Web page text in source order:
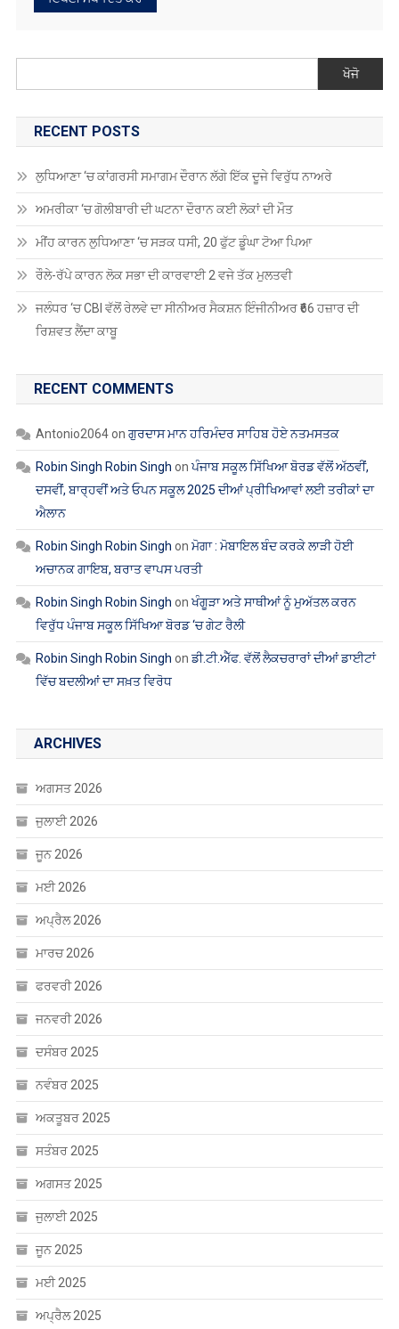
ਅਮਰੀਕਾ ‘ਚ ਗੋਲੀਬਾਰੀ ਦੀ ਘਟਨਾ ਦੌਰਾਨ ਕਈ ਲੋਕਾਂ ਦੀ ਮੌਤ
ਮੀਂਹ ਕਾਰਨ ਲੁਧਿਆਣਾ ‘ਚ ਸੜਕ ਧਸੀ, 20 ਫੁੱਟ ਡੂੰਘਾ ਟੋਆ ਪਿਆ
ਰੌਲੇ-ਰੱਪੇ ਕਾਰਨ ਲੋਕ ਸਭਾ ਦੀ ਕਾਰਵਾਈ 2 ਵਜੇ ਤੱਕ ਮੁਲਤਵੀ
ਜਲੰਧਰ ‘ਚ CBI ਵੱਲੋਂ ਰੇਲਵੇ ਦਾ ਸੀਨੀਅਰ ਸੈਕਸ਼ਨ ਇੰਜੀਨੀਅਰ ₹66 ਹਜ਼ਾਰ ਦੀ
Robin Singh Robin Singhonਪੰਜਾਬ ਸਕੂਲ ਸਿੱਖਿਆ ਬੋਰਡ ਵੱਲੋਂ ਅੱਠਵੀਂ,
Robin Singh Robin Singh
Robin Singh Robin Singhonਖੰਗੂੜਾ ਅਤੇ ਸਾਥੀਆਂ ਨੂੰ ਮੁਅੱਤਲ ਕਰਨ
Robin Singh Robin Singhonਡੀ.ਟੀ.ਐੱਫ. ਵੱਲੋਂ ਲੈਕਚਰਾਰਾਂ ਦੀਆਂ ਡਾਈਟਾਂ
ਜੁਲਾਈ 2026
ਜੂਨ 2026
ਮਈ 2026
ਅਪ੍ਰੈਲ 2026
ਮਾਰਚ 2026
ਫਰਵਰੀ 2026
ਜਨਵਰੀ 2026
ਦਸੰਬਰ 2025
ਨਵੰਬਰ 2025
ਅਕਤੂਬਰ 2025
ਸਤੰਬਰ 2025
ਅਗਸਤ 2025
ਜੁਲਾਈ 2025
ਜੂਨ 2025
ਮਈ 2025
ਅਪ੍ਰੈਲ 2025
ਮਾਰਚ 2025